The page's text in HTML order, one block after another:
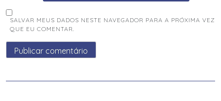
SALVAR MEUS DADOS NESTE NAVEGADOR PARA A PRÓXIMA VEZ
QUE EU COMENTAR.